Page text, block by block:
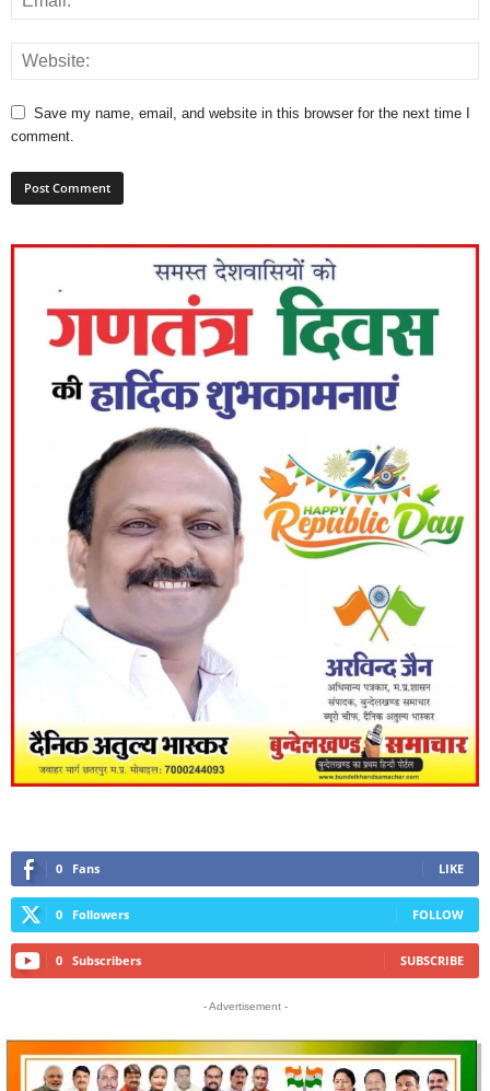
Save my name, email, and website in this browser for the next time I
comment.
0 Fans LIKE
0 Followers FOLLOW
0 Subscribers SUBSCRIBE
- Advertisement -